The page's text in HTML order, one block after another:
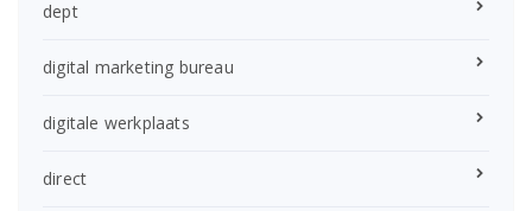
dept
digital marketing bureau
digitale werkplaats
direct